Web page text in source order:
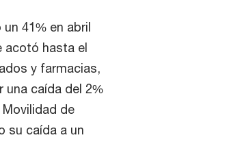
41% en abril
acotó hasta el
y farmacias,
una caída del 2%
de
su caída a un